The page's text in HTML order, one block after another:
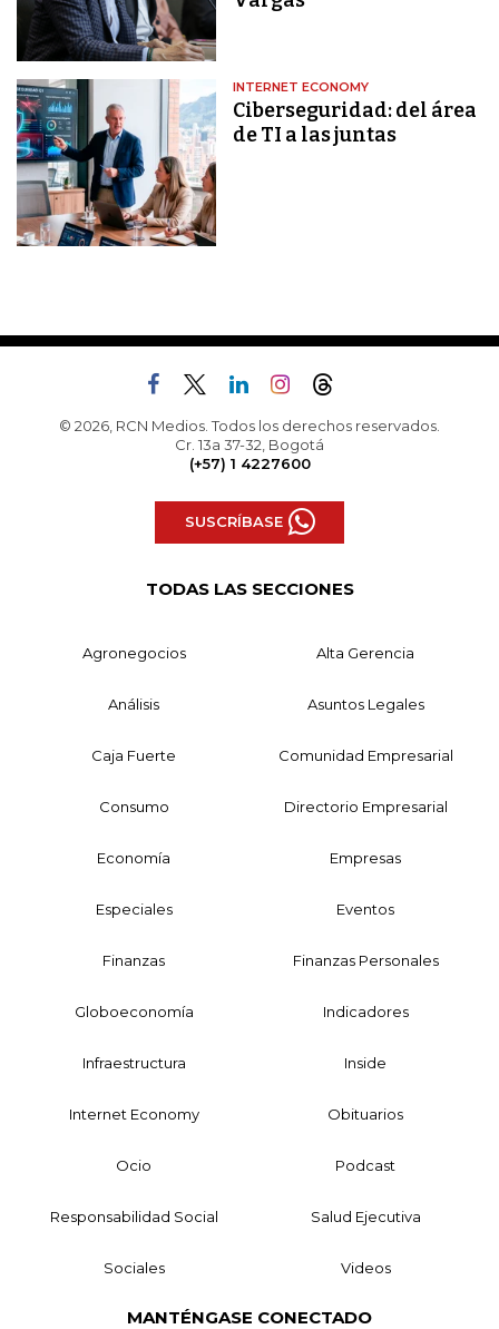
INTERNET ECONOMY
Ciberseguridad: del área
de TI a las juntas
© 2026, RCN Medios. Todos los derechos reservados.
Cr. 13a 37-32, Bogotá
(+57) 1 4227600
SUSCRÍBASE
TODAS LAS SECCIONES
Agronegocios Alta Gerencia
Análisis Asuntos Legales
Caja Fuerte Comunidad Empresarial
Consumo Directorio Empresarial
Economía Empresas
Especiales Eventos
Finanzas Finanzas Personales
Globoeconomía Indicadores
Infraestructura Inside
Internet Economy Obituarios
Ocio Podcast
Responsabilidad Social Salud Ejecutiva
Sociales Videos
MANTÉNGASE CONECTADO